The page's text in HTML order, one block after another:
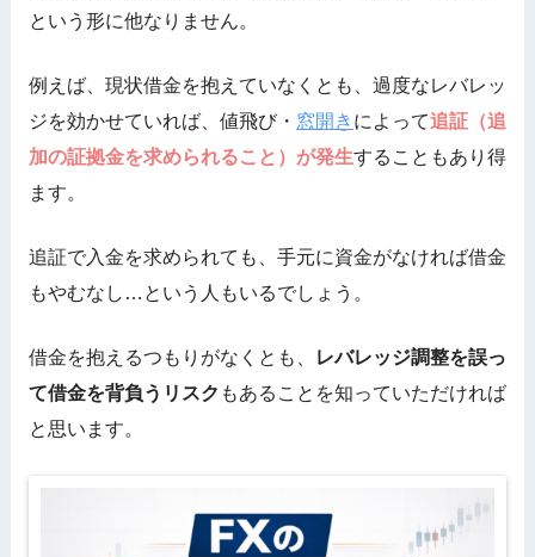
という形に他なりません。
例えば、現状借金を抱えていなくとも、過度なレバレッ
ジを効かせていれば、値飛び・ 窓開き によって追証（追
加の証拠金を求められること）が発生することもあり得
ます。
追証で入金を求められても、手元に資金がなければ借金
もやむなし…という人もいるでしょう。
借金を抱えるつもりがなくとも、
レバレッジ調整を誤っ
て借金を背負うリスク もあることを知っていただければ
と思います。